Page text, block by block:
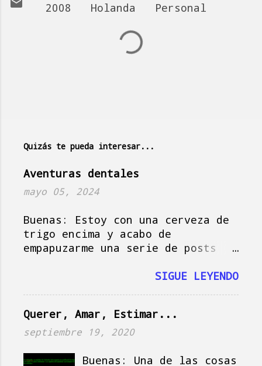
2008 Holanda Personal
r
i
Quizás te pueda interesar...
Aventuras dentales
mayo 05, 2024
Buenas: Estoy con una cerveza de
trigo encima y acabo de
empapuzarme una serie de posts
como musa del blog, así que vamos
Imagínate la escena: es domingo
en Holanda, es soleado, la tele
Reindeer " mientras la señora
SIGUE LEYENDO
Querer, Amar, Estimar...
septiembre 19, 2020
Buenas: Una de las cosas